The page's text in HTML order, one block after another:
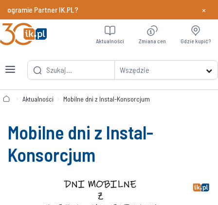
Partner IK.PL? Dowiedz
×
Wszędzie
Aktualności Zmiana cen Gdzie kupić?
Aktualności Mobilne dni z Instal-Konsorcjum
Mobilne dni z Instal-
Konsorcjum